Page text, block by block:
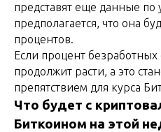
представят еще данные
предполагается, что она
процентов.
Если процент безработных
продолжит расти, а это
препятствием для курса
Что будет с
Биткоином на этой